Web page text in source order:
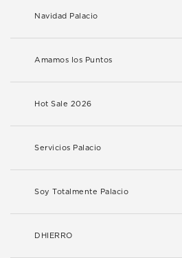
Navidad Palacio
Amamos los Puntos
Hot Sale 2026
Servicios Palacio
Soy Totalmente Palacio
DHIERRO